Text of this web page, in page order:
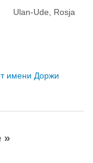
Ulan-Ude, Rosja
имени Доржи
»